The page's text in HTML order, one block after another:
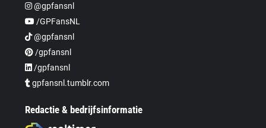
@gpfansnl
/GPFansNL
@gpfansnl
/gpfansnl
/gpfansnl
gpfansnl.tumblr.com
Redactie & bedrijfsinformatie